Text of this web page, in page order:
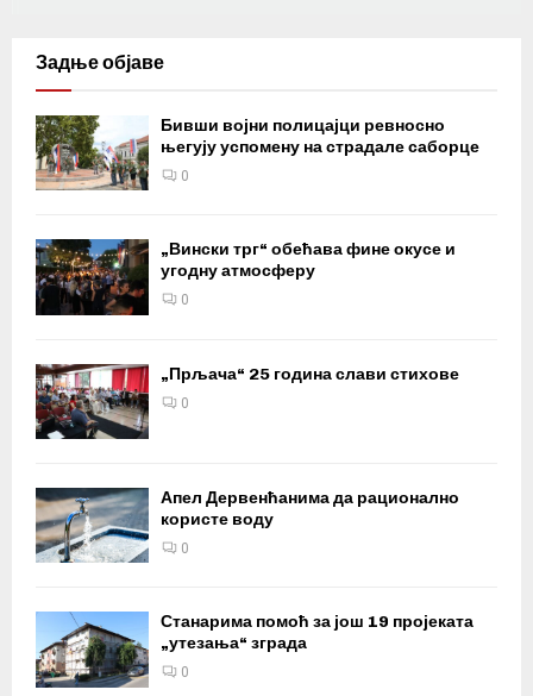
Задње објаве
Бивши војни полицајци ревносно
његују успомену на страдале саборце
0
„Вински трг“ обећава фине окусе и
угодну атмосферу
0
„Прљача“ 25 година слави стихове
0
Апел Дервенћанима да рационално
користе воду
0
Станарима помоћ за још 19 пројеката
„утезања“ зграда
0